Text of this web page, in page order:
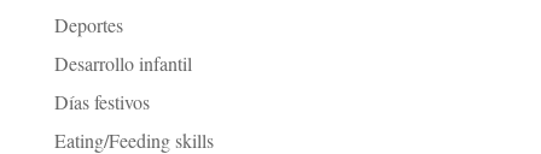
Deportes
Desarrollo infantil
Días festivos
Eating/Feeding skills